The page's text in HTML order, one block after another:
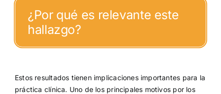
¿Por qué es relevante este
hallazgo?
Estos resultados tienen implicaciones importantes para la
práctica clínica. Uno de los principales motivos por los